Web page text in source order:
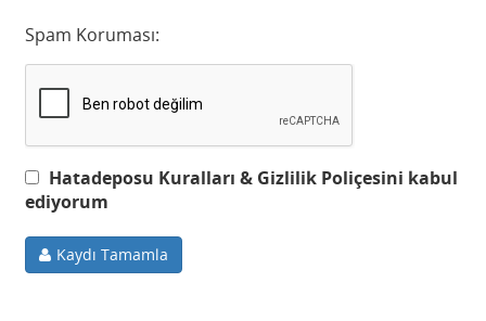
Spam Koruması:
Hatadeposu Kuralları & Gizlilik Poliçesini kabul
ediyorum
Kaydı Tamamla